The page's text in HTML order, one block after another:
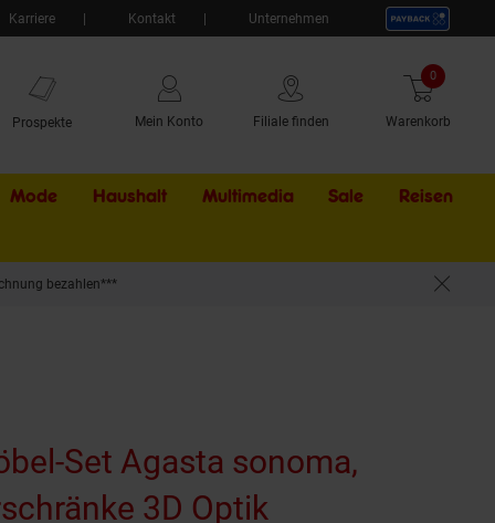
Karriere Kontakt Unternehmen
Prospekte Mein Konto Filiale finden Warenkorb
0 Artikel
Mode Haushalt Multimedia Sale Externer
Reisen
bezahlen***
Set Agasta sonoma,
3D Optik